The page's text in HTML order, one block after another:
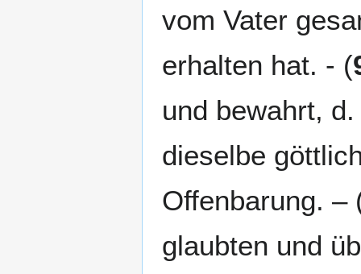
vom Vater
erhalten hat. - (
und bewahrt,
dieselbe
Offenbarung. –
glaubten und